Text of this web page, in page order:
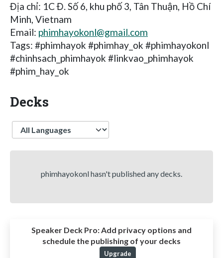
Địa chỉ: 1C Đ. Số 6, khu phố 3, Tân Thuận, Hồ Chí
Minh, Vietnam
Email: phimhayokonl@gmail.com
Tags: #phimhayok #phimhay_ok #phimhayokonl
#chinhsach_phimhayok #linkvao_phimhayok
#phim_hay_ok
Decks
Language
phimhayokonl hasn't published any decks.
Speaker Deck Pro: Add privacy options and
schedule the publishing of your decks
Upgrade